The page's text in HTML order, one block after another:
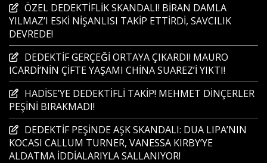
ÖZEL DEDEKTİFLİK SKANDALI! BİRAN DAMLA
YILMAZ’I ESKİ NİŞANLISI TAKİP ETTİRDİ, SAVCILIK
DEVREDE!
DEDEKTİF GERÇEĞİ ORTAYA ÇIKARDI! MAURO
ICARDİ’NİN ÇİFTE YAŞAMI CHİNA SUAREZ’İ YIKTI!
HADİSE’YE DEDEKTİFLİ TAKİP! MEHMET DİNÇERLER
PEŞİNİ BIRAKMADI!
DEDEKTİF PEŞİNDE AŞK SKANDALI: DUA LIPA’NIN
KOCASI CALLUM TURNER, VANESSA KIRBY’YE
ALDATMA İDDİALARIYLA SALLANIYOR!